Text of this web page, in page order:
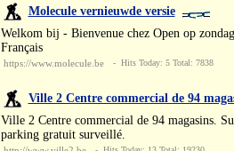
Molecule vernieuwde versie
Welkom bij - Bienvenue chez Open op
Français
https://www.molecule.be - Hits Today: 5 Total: 7838
Ville 2 Centre commercial de 94
Ville 2 Centre commercial de 94 magasins.
parking gratuit surveillé.